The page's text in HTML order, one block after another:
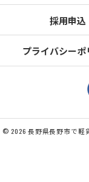
採用申込
プライバシーポ
© 2026 長野県長野市で軽貨